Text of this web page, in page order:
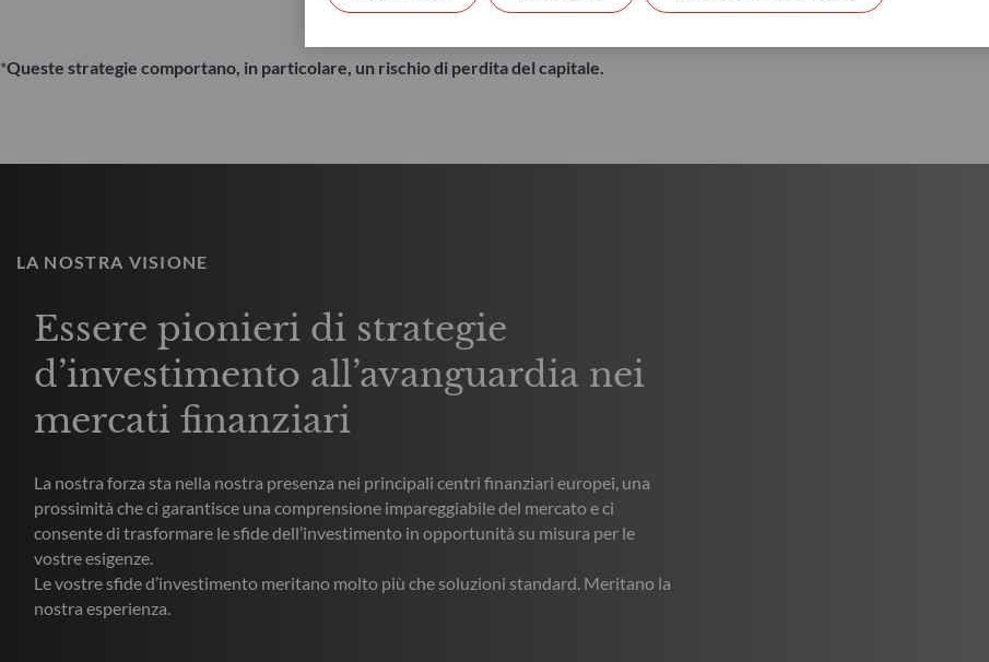
*Queste strategie comportano, in particolare, un rischio di perdita del capitale.
LA NOSTRA VISIONE
Essere pionieri di strategie
d’investimento all’avanguardia nei
mercati finanziari
La nostra forza sta nella nostra presenza nei principali centri finanziari europei, una
prossimità che ci garantisce una comprensione impareggiabile del mercato e ci
consente di trasformare le sfide dell’investimento in opportunità su misura per le
vostre esigenze.
Le vostre sfide d’investimento meritano molto più che soluzioni standard. Meritano la
nostra esperienza.